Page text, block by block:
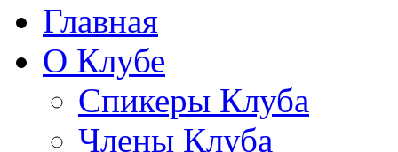
Главная
О Клубе
Спикеры Клуба
Члены Клуба